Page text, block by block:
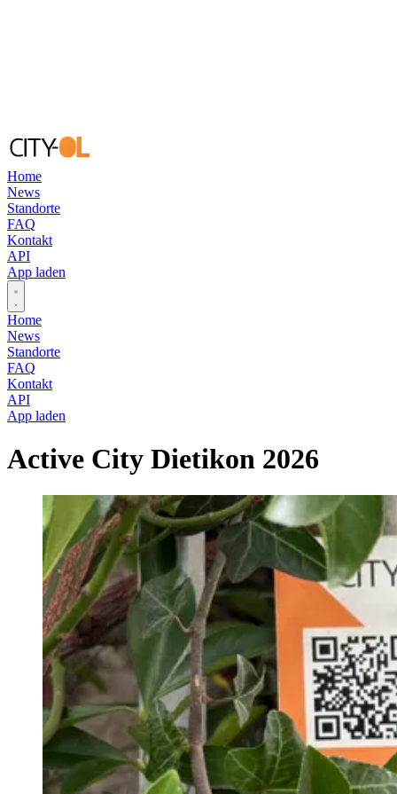
Home
News
Standorte
FAQ
Kontakt
API
App laden
Open main menu
Home
News
Standorte
FAQ
Kontakt
API
App laden
Active City Dietikon 2026